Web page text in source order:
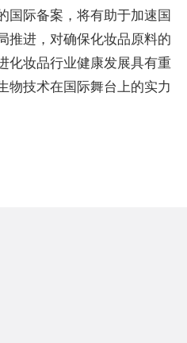
国际备案，将有助于加速国
推进，对确保化妆品原料的
化妆品行业健康发展具有重
物技术在国际舞台上的实力